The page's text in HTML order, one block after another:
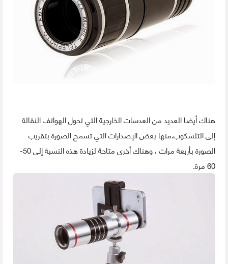
هناك أيضا العديد من العدسات الخارجية التي تحول الهواتف النقالة
إلى التلسكوب.منها بعض الإصدارات التي تسمح الصورة بتقريب
الصورة بأربعة مرات ، وهناك أخرى متاحة لزيادة هذه النسبة إلى 50-
60 مرة.